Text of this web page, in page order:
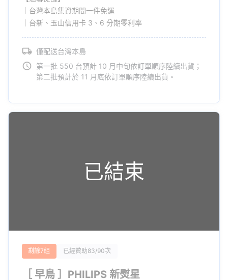
｜台灣本島集資期間一件免運
｜台新、玉山信用卡 3、6 分期零利率
僅配送台灣本島
第一批 550 台預計 10 月中旬依訂單順序陸續出貨；
第二批預計於 11 月底依訂單順序陸續出貨。
已結束
剩餘7組 已經贊助83/90次
［ 早鳥 ］PHILIPS 新熨星